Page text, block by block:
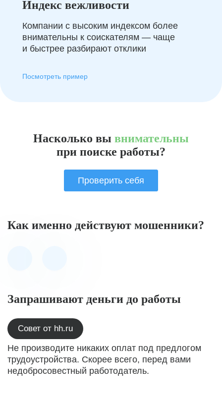
Индекс вежливости
Компании с высоким индексом более
внимательны к соискателям — чаще
и быстрее разбирают отклики
Посмотреть пример
Насколько вы внимательны
при поиске работы?
Проверить себя
Как именно действуют мошенники?
Запрашивают деньги до работы
Совет от hh.ru
Не производите никаких оплат под предлогом
трудоустройства. Скорее всего, перед вами
недобросовестный работодатель.